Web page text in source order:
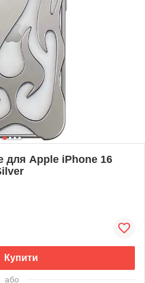
для Apple iPhone 16
Купити
або